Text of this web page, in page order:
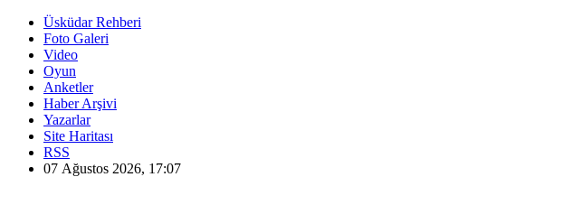
Üsküdar Rehberi
Foto Galeri
Video
Oyun
Anketler
Haber Arşivi
Yazarlar
Site Haritası
RSS
07 Ağustos 2026, 17:07